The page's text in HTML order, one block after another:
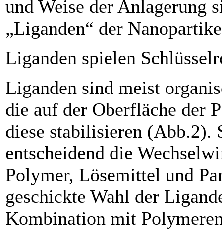
und Weise der Anlagerung
„Liganden“ der
Liganden spielen
Liganden sind meist
die auf der Oberfläche der
diese stabilisieren (Abb.2).
entscheidend die
Polymer, Lösemittel und
geschickte Wahl der
Kombination mit